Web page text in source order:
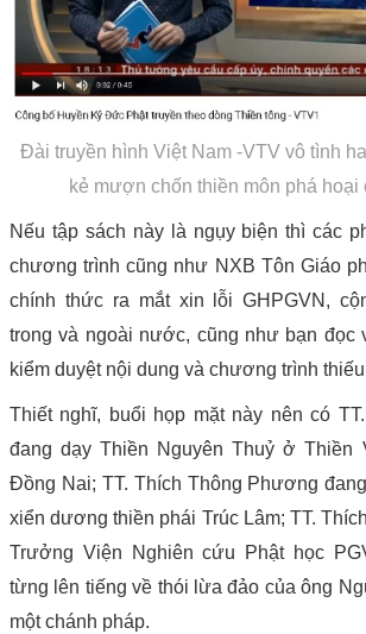
Đài truyền hình Việt Nam -VTV vô tình
kẻ mượn chốn thiền môn phá hoại
Nếu tập sách này là ngụy biện thì các
chương trình cũng như NXB Tôn Giáo
chính thức ra mắt xin lỗi GHPGVN,
trong và ngoài nước, cũng như bạn đọc
kiểm duyệt nội dung và chương trình
Thiết nghĩ, buổi họp mặt này nên có
đang dạy Thiền Nguyên Thuỷ ở
Đồng Nai; TT. Thích Thông Phương
xiển dương thiền phái Trúc Lâm; TT.
Trưởng Viện Nghiên cứu Phật học
từng lên tiếng về thói lừa đảo của ông
một chánh pháp.